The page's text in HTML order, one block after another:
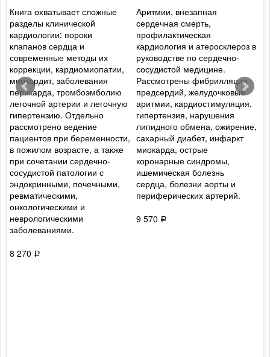
Книга охватывает сложные
разделы клинической
кардиологии: пороки
клапанов сердца и
современные методы их
коррекции, кардиомиопатии,
миокардит, заболевания
перикарда, тромбоэмболию
легочной артерии и легочную
гипертензию. Отдельно
рассмотрено ведение
пациентов при беременности,
в пожилом возрасте, а также
при сочетании сердечно-
сосудистой патологии с
эндокринными, почечными,
ревматическими,
онкологическими и
неврологическими
заболеваниями.
8 270 Р
Аритмии, внезапная
сердечная смерть,
профилактическая
кардиология и атеросклероз в
руководстве по сердечно-
сосудистой медицине.
Рассмотрены фибрилляция
предсердий, желудочковые
аритмии, кардиостимуляция,
гипертензия, нарушения
липидного обмена, ожирение,
сахарный диабет, инфаркт
миокарда, острые
коронарные синдромы,
ишемическая болезнь
сердца, болезни аорты и
периферических артерий.
9 570 Р